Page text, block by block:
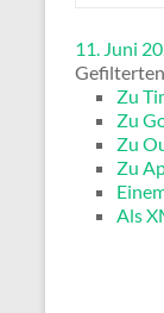
11. Juni
Zu
Zu
Zu
Zu
Als